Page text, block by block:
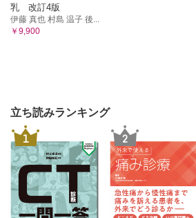
乳 改訂4版
伊藤 真也 村島 温子 後...
￥9,900
立ち読みランキング
1 2